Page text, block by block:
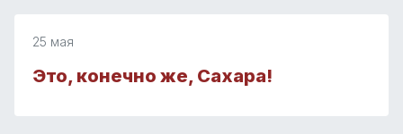
25 мая
Это, конечно же, Сахара!